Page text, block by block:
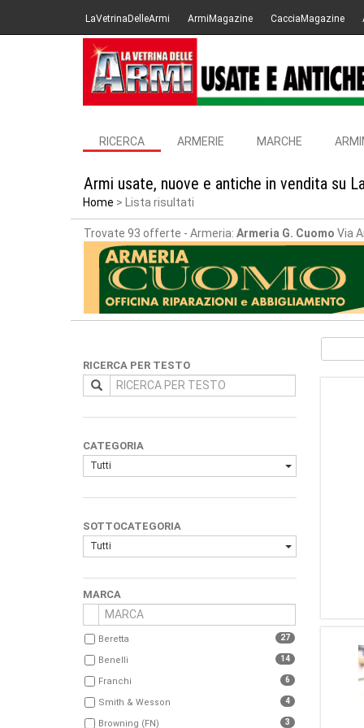
LaVetrinaDelleArmi ArmiMagazine CacciaMagazine
RICERCA ARMERIE MARCHE
Armi usate, nuove e antiche in vendita su
Home Lista risultati
Trovate 93 offerte - Armeria: Armeria G. Cuomo Via
RICERCA PER TESTO
CATEGORIA
Tutti
SOTTOCATEGORIA
Tutti
MARCA
Beretta 27
Benelli 14
Franchi 6
Smith & Wesson 4
Browning (FN) 3